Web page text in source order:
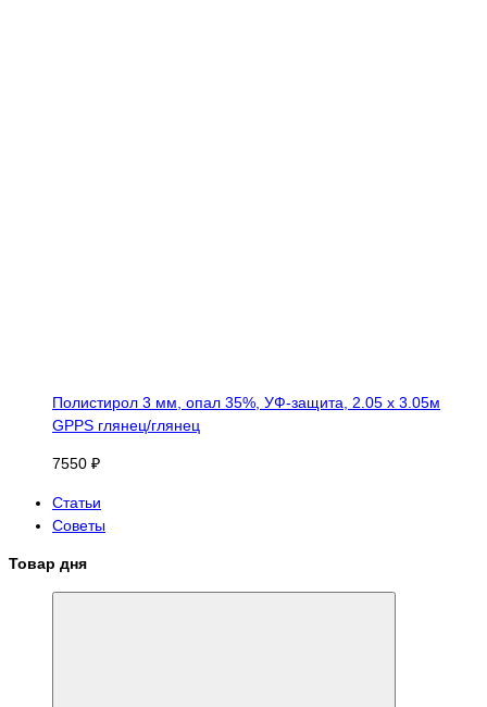
Полистирол 3 мм, опал 35%, УФ-защита, 2.05 х 3.05м
GPPS глянец/глянец
7550 ₽
Статьи
Советы
Товар дня